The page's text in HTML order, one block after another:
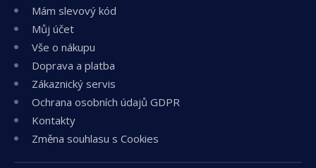
Mám slevový kód
Můj účet
Vše o nákupu
Doprava a platba
Zákaznický servis
Ochrana osobních údajů GDPR
Kontakty
Změna souhlasu s Cookies